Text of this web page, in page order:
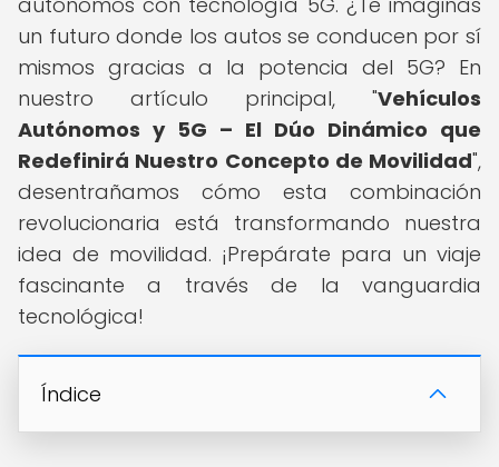
un futuro donde los autos se conducen por sí
mismos gracias a la potencia del 5G? En
nuestro artículo principal, "Vehículos
Autónomos y 5G – El Dúo Dinámico que
Redefinirá Nuestro Concepto de Movilidad",
desentrañamos cómo esta combinación
revolucionaria está transformando nuestra
idea de movilidad. ¡Prepárate para un viaje
fascinante a través de la vanguardia
tecnológica!
Índice